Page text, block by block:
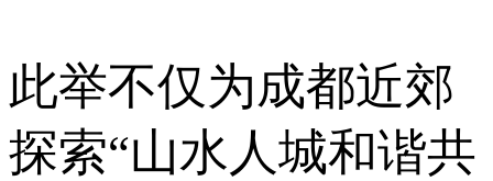
此举不仅为成都近郊
探索“山水人城和谐共